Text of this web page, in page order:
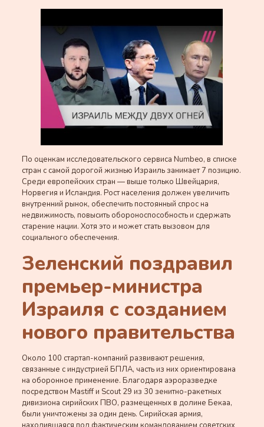
По оценкам исследовательского сервиса Numbeo, в списке
стран с самой дорогой жизнью Израиль занимает 7 позицию.
Среди европейских стран — выше только Швейцария,
Норвегия и Исландия. Рост населения должен увеличить
внутренний рынок, обеспечить постоянный спрос на
недвижимость, повысить обороноспособность и сдержать
старение нации. Хотя это и может стать вызовом для
социального обеспечения.
Зеленский поздравил
премьер-министра
Израиля с созданием
нового правительства
Около 100 стартап-компаний развивают решения,
связанные с индустрией БПЛА, часть из них ориентирована
на оборонное применение. Благодаря аэроразведке
посредством Mastiff и Scout 29 из 30 зенитно-ракетных
дивизиона сирийских ПВО, размещенных в долине Бекаа,
были уничтожены за один день. Сирийская армия,